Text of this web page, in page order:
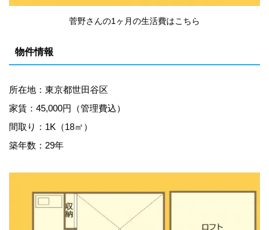
菅野さんの1ヶ月の生活費はこちら
物件情報
所在地：東京都世田谷区
家賃：45,000円（管理費込）
間取り：1K（18㎡）
築年数：29年